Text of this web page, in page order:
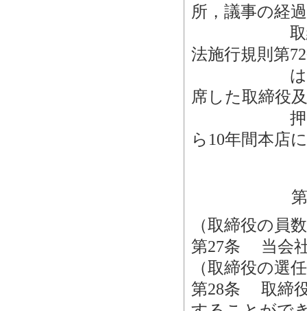
所，議事の経
取締役，
法施行規則第
は記録し
席した取締役
押印又は
ら10年間本店
（取締役の員
第27条 当会
（取締役の選
第28条 取締